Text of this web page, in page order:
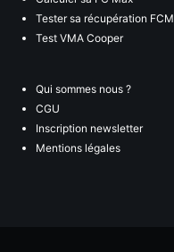
Tester sa récupération FCM
Test VMA Cooper
Qui sommes nous ?
CGU
Inscription newsletter
Mentions légales